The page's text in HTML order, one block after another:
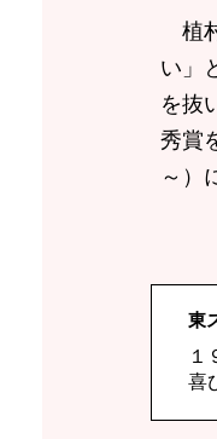
植
い」
を抜
秀賞
～）
東
１
喜